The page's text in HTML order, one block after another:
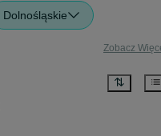
Dolnośląskie
Zobacz